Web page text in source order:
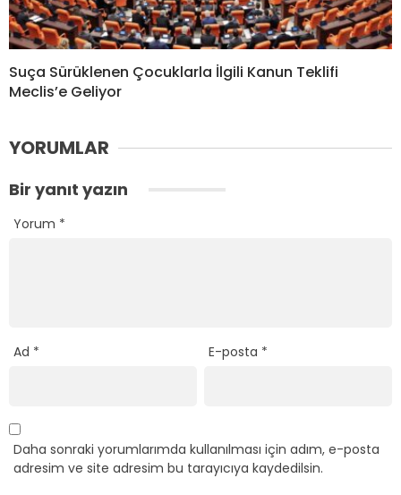
Suça Sürüklenen Çocuklarla İlgili Kanun Teklifi
Meclis’e Geliyor
YORUMLAR
Bir yanıt yazın
Yorum *
Ad * E-posta *
Daha sonraki yorumlarımda kullanılması için adım, e-posta
adresim ve site adresim bu tarayıcıya kaydedilsin.